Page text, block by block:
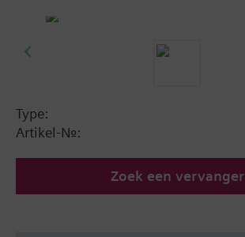
Type:
Artikel-Nr.:
Zoek een vervanger